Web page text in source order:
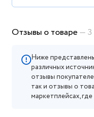
Отзывы о товаре— 3
Ниже
различных
отзывы
так и отзывы о
маркетплейсах,